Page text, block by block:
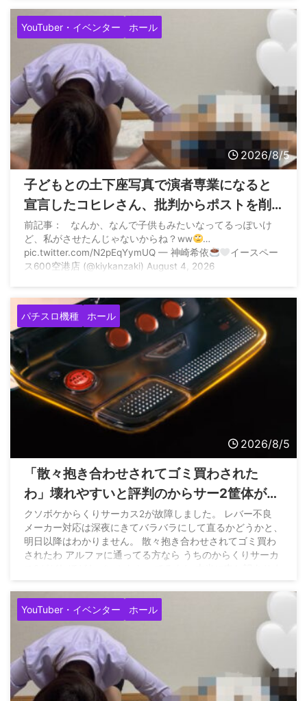
(@slotmania77777) August 5, 2026
YouTuber・イベンター ホール
2026/8/5
子どもとの土下座写真で演者専業になると
宣言したコヒレさん、批判からポストを削
除して再度子どもとの土下座写真でご報告
前記事： なんか、なんで子供もみたいなってるっぽいけ
ど、私がさせたんじゃないからね？ww
…
pic.twitter.com/N2pEqYymUQ — 神崎希依
イースペー
ス600空港店 (@kiykanzaki) August 4, 2026
パチスロ機種 ホール
2026/8/5
「散々抱き合わせされてゴミ買わされた
わ」壊れやすいと評判のからサー2筐体がレ
バー不良になって問合せたホールさんの悲
痛な声
クソボケからくりサーカス2が故障しました。 レバー不良
メーカー対応は深夜にきてバラバラにして直るかどうかと、
明日以降はわかりません。 散々抱き合わせされてゴミ買わ
されたわ アルファに通ってる方なら うちのからくりサーカ
店アルファ店長 (@coco_alpha777) August 4, 2026
YouTuber・イベンター ホール